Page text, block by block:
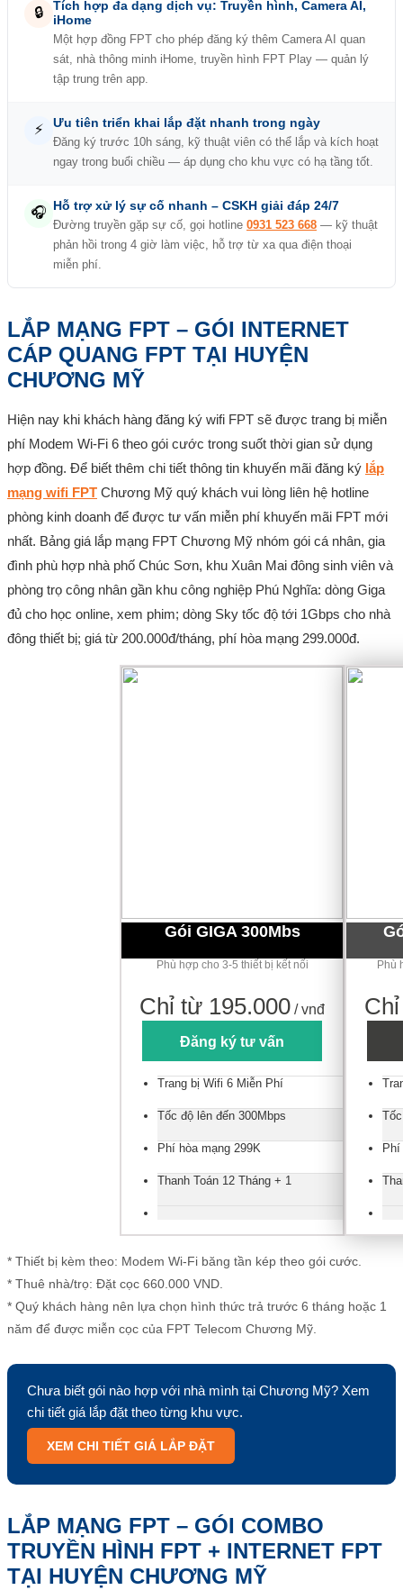
🔒
Tích hợp đa dạng dịch vụ: Truyền hình, Camera AI,
iHome
Một hợp đồng FPT cho phép đăng ký thêm Camera AI quan
sát, nhà thông minh iHome, truyền hình FPT Play — quản lý
tập trung trên app.
⚡ Ưu tiên triển khai lắp đặt nhanh trong ngày
Đăng ký trước 10h sáng, kỹ thuật viên có thể lắp và kích hoạt
ngay trong buổi chiều — áp dụng cho khu vực có hạ tầng tốt.
🎧 Hỗ trợ xử lý sự cố nhanh – CSKH giải đáp 24/7
Đường truyền gặp sự cố, gọi hotline 0931 523 668 — kỹ thuật
phản hồi trong 4 giờ làm việc, hỗ trợ từ xa qua điện thoại
miễn phí.
LẮP MẠNG FPT – GÓI INTERNET
CÁP QUANG FPT TẠI HUYỆN
CHƯƠNG MỸ
Hiện nay khi khách hàng đăng ký wifi FPT sẽ được trang bị miễn
phí Modem Wi-Fi 6 theo gói cước trong suốt thời gian sử dụng
hợp đồng. Để biết thêm chi tiết thông tin khuyến mãi đăng ký lắp
mạng wifi FPT Chương Mỹ quý khách vui lòng liên hệ hotline
phòng kinh doanh để được tư vấn miễn phí khuyến mãi FPT mới
nhất. Bảng giá lắp mạng FPT Chương Mỹ nhóm gói cá nhân, gia
đình phù hợp nhà phố Chúc Sơn, khu Xuân Mai đông sinh viên và
phòng trọ công nhân gần khu công nghiệp Phú Nghĩa: dòng Giga
đủ cho học online, xem phim; dòng Sky tốc độ tới 1Gbps cho nhà
đông thiết bị; giá từ 200.000đ/tháng, phí hòa mạng 299.000đ.
Gói GIGA 300Mbs
Phù hợp cho 3-5 thiết bị kết nối
Chỉ từ 195.000 / vnđ
Đăng ký tư vấn
Trang bị Wifi 6 Miễn Phí
Tốc độ lên đến 300Mbps
Phí hòa mạng 299K
Thanh Toán 12 Tháng + 1
Phù
* Thiết bị kèm theo: Modem Wi-Fi băng tần kép theo gói cước.
* Thuê nhà/trọ: Đặt cọc 660.000 VND.
* Quý khách hàng nên lựa chọn hình thức trả trước 6 tháng hoặc 1
năm để được miễn cọc của FPT Telecom Chương Mỹ.
Chưa biết gói nào hợp với nhà mình tại Chương Mỹ? Xem
chi tiết giá lắp đặt theo từng khu vực.
XEM CHI TIẾT GIÁ LẮP ĐẶT
LẮP MẠNG FPT – GÓI COMBO
TRUYỀN HÌNH FPT + INTERNET FPT
TẠI HUYỆN CHƯƠNG MỸ